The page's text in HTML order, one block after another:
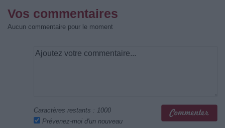
Vos commentaires
Aucun commentaire pour le moment
Caractères restants : 1000
Prévenez-moi d'un nouveau